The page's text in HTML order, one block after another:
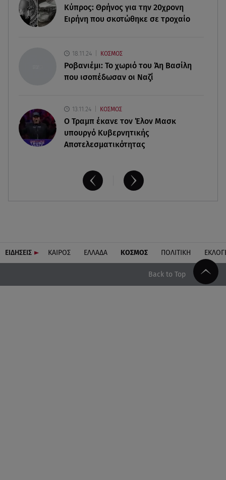
Αθηνά Οικονομάκου από την Μπόρα Μπόρα:
«Έσκασε όλη η κούραση του χειμώνα»
Σαμοθράκη: Συγκλονιστική διάσωση 15χρονης
από δύσβατο φαράγγι
Κύπρος: Θρήνος για την 20χρονη
Ειρήνη που σκοτώθηκε σε τροχαίο
18.11.24 ΚΟΣΜΟΣ
Ροβανιέμι: Το χωριό του Άη Βασίλη
που ισοπέδωσαν οι Ναζί
13.11.24 ΚΟΣΜΟΣ
O Τραμπ έκανε τον Έλον Μασκ
υπουργό Κυβερνητικής
Αποτελεσματικότητας
ΕΙΔΗΣΕΙΣ ΚΑΙΡΟΣ ΕΛΛΑΔΑ ΚΟΣΜΟΣ ΠΟΛΙΤΙΚΗ
Back to Top